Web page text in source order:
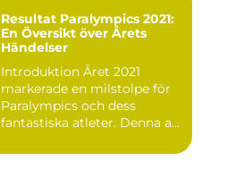
Resultat Paralympics 2021:
En Översikt över Årets
Händelser
Introduktion Året 2021
markerade en milstolpe för
Paralympics och dess
fantastiska atleter. Denna a...